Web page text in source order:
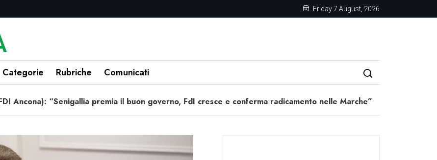
Friday 7 August, 2026
Categorie Rubriche Comunicati
Ancona): “Senigallia premia il buon governo, FdI cresce e conferma radicamento nelle Marche”